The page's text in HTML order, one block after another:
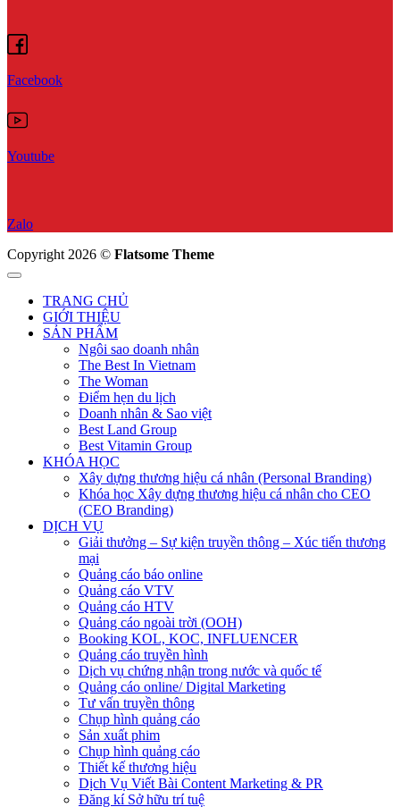
Facebook
Youtube
Zalo
Copyright 2026 © Flatsome Theme
TRANG CHỦ
GIỚI THIỆU
SẢN PHẨM
Ngôi sao doanh nhân
The Best In Vietnam
The Woman
Điểm hẹn du lịch
Doanh nhân & Sao việt
Best Land Group
Best Vitamin Group
KHÓA HỌC
Xây dựng thương hiệu cá nhân (Personal Branding)
Khóa học Xây dựng thương hiệu cá nhân cho CEO
(CEO Branding)
DỊCH VỤ
Giải thưởng – Sự kiện truyền thông – Xúc tiến thương
mại
Quảng cáo báo online
Quảng cáo VTV
Quảng cáo HTV
Quảng cáo ngoài trời (OOH)
Booking KOL, KOC, INFLUENCER
Quảng cáo truyền hình
Dịch vụ chứng nhận trong nước và quốc tế
Quảng cáo online/ Digital Marketing
Tư vấn truyền thông
Chụp hình quảng cáo
Sản xuất phim
Chụp hình quảng cáo
Thiết kế thương hiệu
Dịch Vụ Viết Bài Content Marketing & PR
Đăng kí Sở hữu trí tuệ